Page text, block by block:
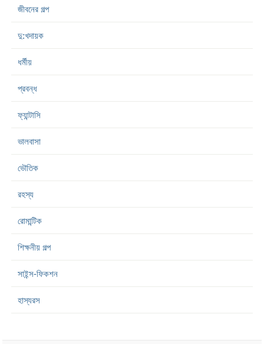
জীবনের গল্প
দু:খদায়ক
ধর্মীয়
প্রবন্ধ
ফ্যান্টাসি
ভালবাসা
ভৌতিক
রহস্য
রোমান্টিক
শিক্ষনীয় গল্প
সাইন্স-ফিকশন
হাস্যরস